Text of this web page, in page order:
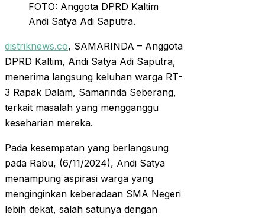
FOTO: Anggota DPRD Kaltim
Andi Satya Adi Saputra.
distriknews.co, SAMARINDA – Anggota
DPRD Kaltim, Andi Satya Adi Saputra,
menerima langsung keluhan warga RT-
3 Rapak Dalam, Samarinda Seberang,
terkait masalah yang mengganggu
keseharian mereka.
Pada kesempatan yang berlangsung
pada Rabu, (6/11/2024), Andi Satya
menampung aspirasi warga yang
menginginkan keberadaan SMA Negeri
lebih dekat, salah satunya dengan